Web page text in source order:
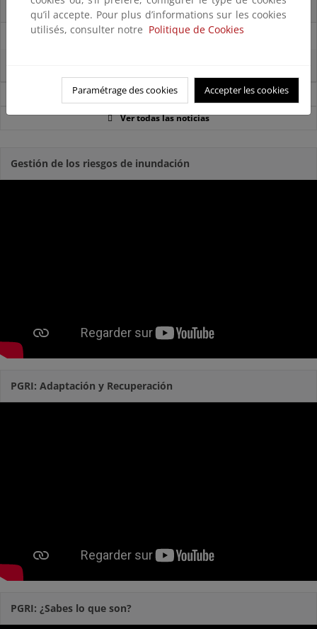
La reserva hídrica española se encuentra al 65,8% de su capacidad
29/07/2025
Noticias sobre Agua
Ver todas las noticias
Gestión de los riesgos de inundación
PGRI: Adaptación y Recuperación
PGRI: ¿Sabes lo que son?
qu’il accepte. Pour plus d’informations sur les cookies
utilisés, consulter notre Politique de Cookies
Paramétrage des cookies Accepter les cookies